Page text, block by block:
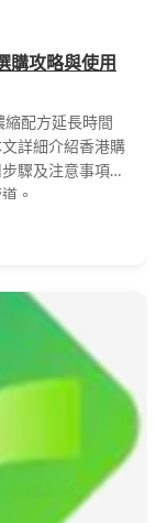
購攻略與使用
配方延長時間
詳細介紹香港購
驟及注意事項，
。